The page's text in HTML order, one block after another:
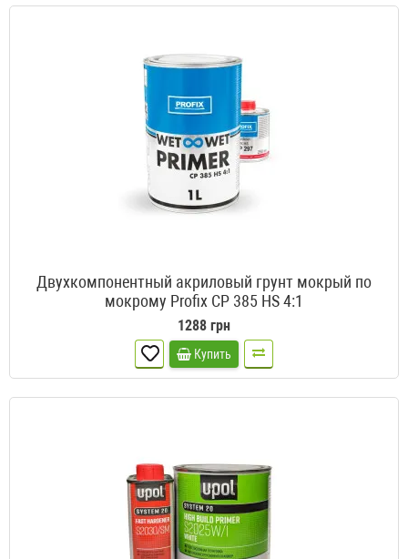
Двухкомпонентный акриловый грунт мокрый по
мокрому Profix CP 385 HS 4:1
1288 грн
Купить